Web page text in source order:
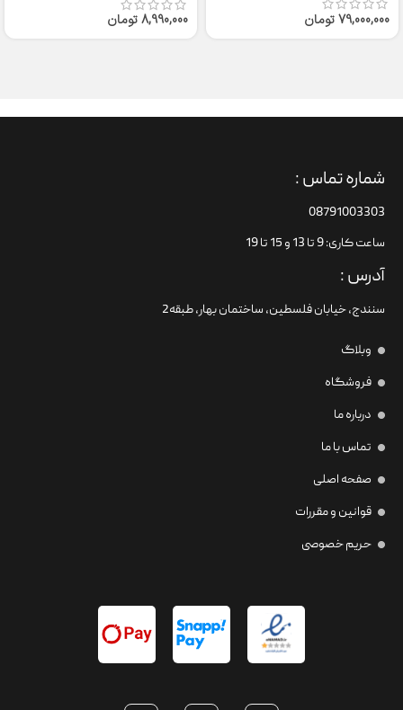
79,000,000تومان
8,990,000تومان
شماره تماس :
08791003303
ساعت کاری: 9 تا 13 و 15 تا 19
آدرس :
سنندج، خیابان فلسطین،‌ ساختمان بهار، طبقه2
وبلاگ
فروشگاه
درباره ما
تماس با ما
صفحه اصلی
قوانین و مقررات
حریم خصوصی